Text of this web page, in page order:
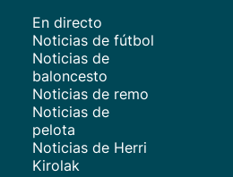
En directo
Noticias de fútbol
Noticias de
baloncesto
Noticias de remo
Noticias de
pelota
Noticias de Herri
Kirolak